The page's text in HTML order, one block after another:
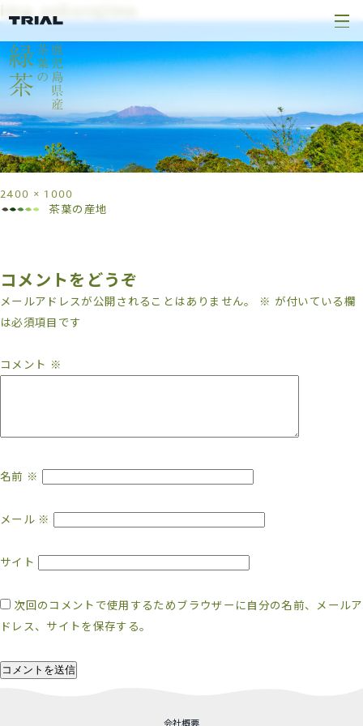
2400 × 1000
茶葉の産地
コメントをどうぞ
メールアドレスが公開されることはありません。 ※ が付いている欄
は必須項目です
コメント ※
名前 ※
メール ※
サイト
次回のコメントで使用するためブラウザーに自分の名前、メールア
ドレス、サイトを保存する。